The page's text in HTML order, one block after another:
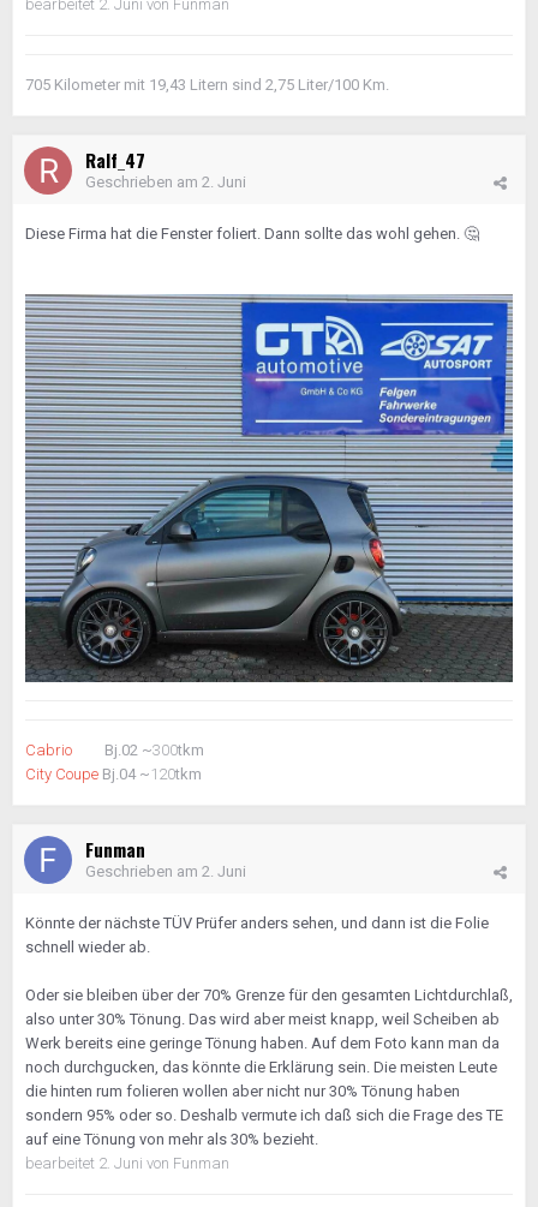
bearbeitet 2. Juni von Funman
705 Kilometer mit 19,43 Litern sind 2,75 Liter/100 Km.
Ralf_47
Geschrieben am 2. Juni
Diese Firma hat die Fenster foliert. Dann sollte das wohl gehen. 🤔
Cabrio Bj.02 ~300tkm
City Coupe Bj.04 ~120tkm
Funman
Geschrieben am 2. Juni
Könnte der nächste TÜV Prüfer anders sehen, und dann ist die Folie
schnell wieder ab.
Oder sie bleiben über der 70% Grenze für den gesamten Lichtdurchlaß,
also unter 30% Tönung. Das wird aber meist knapp, weil Scheiben ab
Werk bereits eine geringe Tönung haben. Auf dem Foto kann man da
noch durchgucken, das könnte die Erklärung sein. Die meisten Leute
die hinten rum folieren wollen aber nicht nur 30% Tönung haben
sondern 95% oder so. Deshalb vermute ich daß sich die Frage des TE
auf eine Tönung von mehr als 30% bezieht.
bearbeitet 2. Juni von Funman